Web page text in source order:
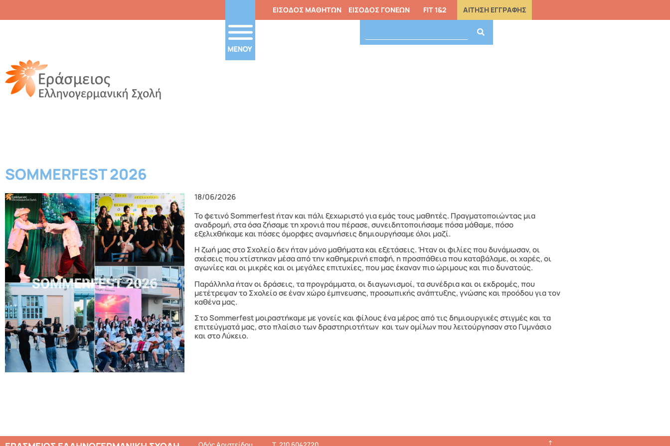
ΕΙΣΟΔΟΣ ΜΑΘΗΤΩΝ ΕΙΣΟΔΟΣ ΓΟΝΕΩΝ FIT 1&2 ΑΙΤΗΣΗ ΕΓΓΡΑΦΗΣ
SOMMERFEST 2026
18/06/2026
To φετινό Sommerfest ήταν και πάλι ξεχωριστό για εμάς τους μαθητές. Πραγματοποιώντας μια
αναδρομή, στα όσα ζήσαμε τη χρονιά που πέρασε, συνειδητοποιήσαμε πόσα μάθαμε, πόσο
εξελιχθήκαμε και πόσες όμορφες αναμνήσεις δημιουργήσαμε όλοι μαζί.
Η ζωή μας στο Σχολείο δεν ήταν μόνο μαθήματα και εξετάσεις. Ήταν οι φιλίες που δυνάμωσαν, οι
σχέσεις που χτίστηκαν μέσα από την καθημερινή επαφή, η προσπάθεια που καταβάλαμε, οι χαρές, οι
αγωνίες και οι μικρές και οι μεγάλες επιτυχίες, που μας έκαναν πιο ώριμους και πιο δυνατούς.
Παράλληλα ήταν οι δράσεις, τα προγράμματα, οι διαγωνισμοί, τα συνέδρια και οι εκδρομές, που
μετέτρεψαν το Σχολείο σε έναν χώρο έμπνευσης, προσωπικής ανάπτυξης, γνώσης και προόδου για τον
καθένα μας.
Στο Sommerfest μοιραστήκαμε με γονείς και φίλους ένα μέρος από τις δημιουργικές στιγμές και τα
επιτεύγματά μας, στο πλαίσιο των δραστηριοτήτων και των ομίλων που λειτούργησαν στο Γυμνάσιο
και στο Λύκειο.
→